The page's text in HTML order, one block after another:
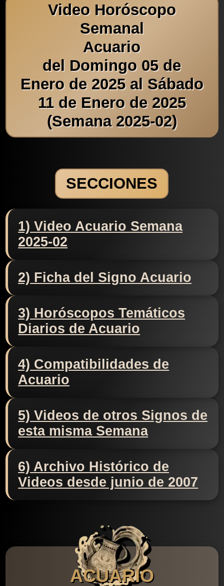
Video Horóscopo
Semanal
Acuario
del Domingo 05 de
Enero de 2025 al Sábado
11 de Enero de 2025
(Semana 2025-02)
SECCIONES
1) Video Acuario Semana
2025-02
2) Ficha del Signo Acuario
3) Horóscopos Temáticos
Diarios de Acuario
4) Compatibilidades de
Acuario
5) Videos de otros Signos de
esta misma Semana
6) Archivo Histórico de
Videos desde junio de 2007
ACUARIO